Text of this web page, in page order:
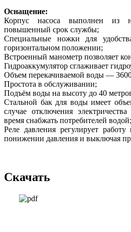
Оснащение:
Корпус насоса выполнен из
повышенный срок службы;
Специальные ножки для
горизонтальном положении;
Встроенный манометр позволяет
Гидроаккумулятор сглаживает
Объем перекачиваемой воды —
Простота в обслуживании;
Подъём воды на высоту до 40
Стальной бак для воды имеет
случае отключения
время снабжать потребителей водой;
Реле давления регулирует
понижении давления и выключая
Скачать